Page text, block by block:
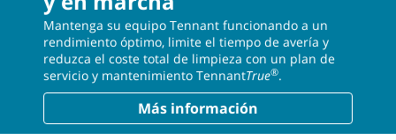
Mantenga su equipo Tennant funcionando a un
rendimiento óptimo, limite el tiempo de avería y
reduzca el coste total de limpieza con un plan de
servicio y mantenimiento TennantTrue®.
Más información